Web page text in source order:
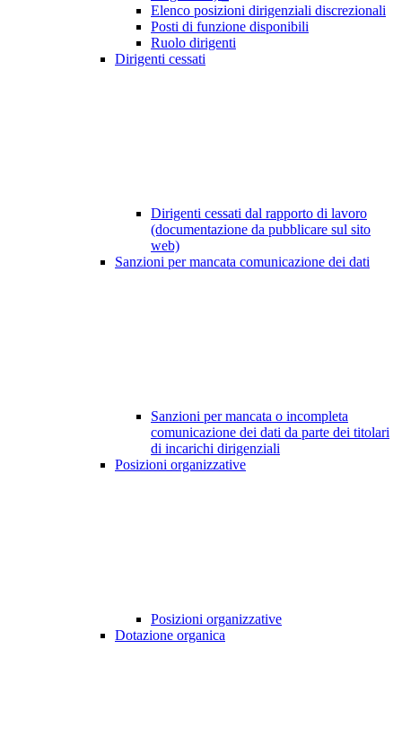
Elenco posizioni dirigenziali discrezionali
Posti di funzione disponibili
Ruolo dirigenti
Dirigenti cessati
Dirigenti cessati dal rapporto di lavoro
(documentazione da pubblicare sul sito
web)
Sanzioni per mancata comunicazione dei dati
Sanzioni per mancata o incompleta
comunicazione dei dati da parte dei titolari
di incarichi dirigenziali
Posizioni organizzative
Posizioni organizzative
Dotazione organica